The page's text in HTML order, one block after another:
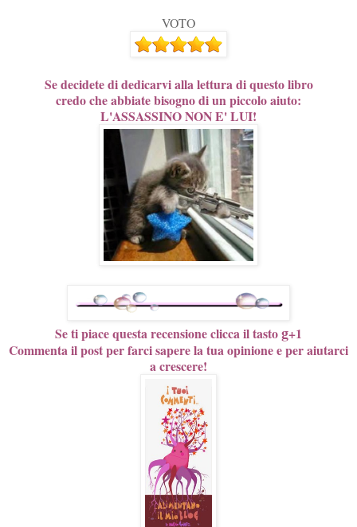
VOTO
Se decidete di dedicarvi alla lettura di questo libro
credo che abbiate bisogno di un piccolo aiuto:
L'ASSASSINO NON E' LUI!
Se ti piace questa recensione clicca il tastog+1
Commenta il post per farci sapere la tua opinione e per aiutarci
a crescere!